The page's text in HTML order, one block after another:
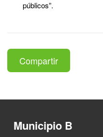
públicos”.
Compartir
Municipio B